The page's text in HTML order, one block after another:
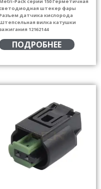
штекер фары
датчика кислорода
вилка катушки
12162144
ПОДРОБНЕЕ